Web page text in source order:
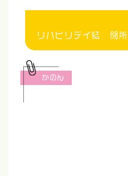
リハビリデイ結 閉
かのん